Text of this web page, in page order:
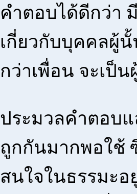
คำตอบได้ดีกว่า
เกี่ยวกับบุคคลผู้
กว่าเพื่อน จะเป็
ประมวลคำตอบ
ถูกกันมากพอใช้
สนใจในธรรมะอ